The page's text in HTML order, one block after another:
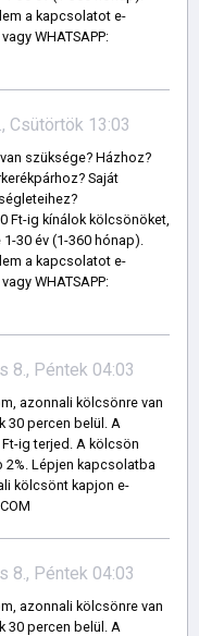
a kapcsolatot e-
WHATSAPP:
Csütörtök 13:03
szüksége? Házhoz?
Saját
Ft-ig kínálok kölcsönöket,
30 év (1-360 hónap).
a kapcsolatot e-
WHATSAPP:
8., Péntek 04:03
azonnali kölcsönre van
30 percen belül. A
ig terjed. A kölcsön
2%. Lépjen kapcsolatba
kölcsönt kapjon e-
8., Péntek 04:03
azonnali kölcsönre van
30 percen belül. A